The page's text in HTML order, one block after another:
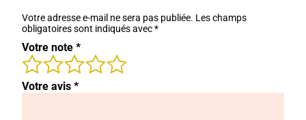
Votre adresse e-mail ne sera pas publiée. Les champs
obligatoires sont indiqués avec*
Votre note *
Votre avis *